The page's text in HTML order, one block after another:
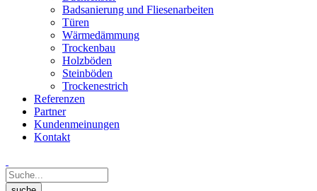
Badsanierung und Fliesenarbeiten
Türen
Wärmedämmung
Trockenbau
Holzböden
Steinböden
Trockenestrich
Referenzen
Partner
Kundenmeinungen
Kontakt